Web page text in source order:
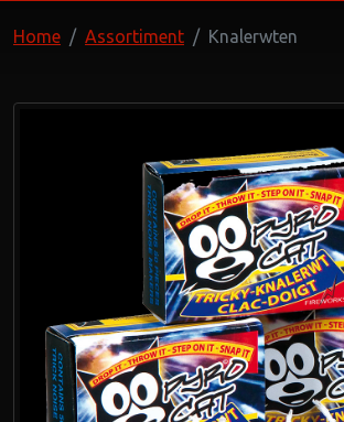
Home Assortiment Knalerwten